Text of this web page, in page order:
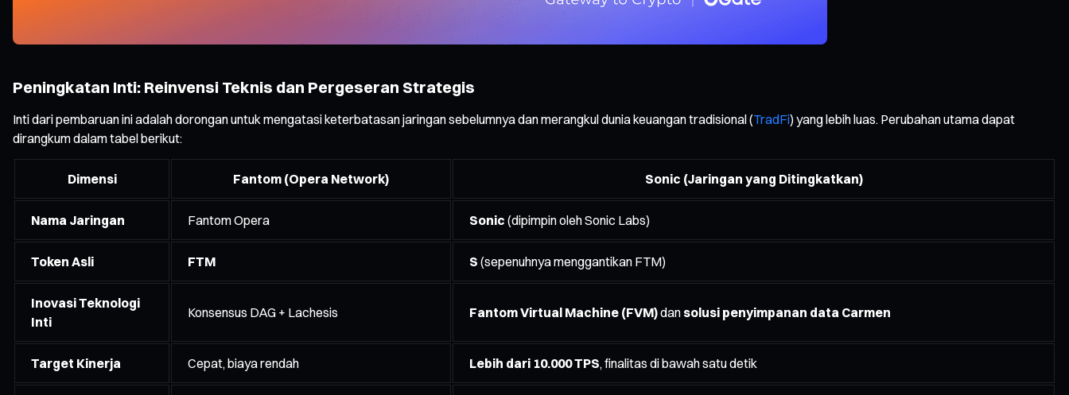
Peningkatan Inti: Reinvensi Teknis dan Pergeseran Strategis
Inti dari pembaruan ini adalah dorongan untuk mengatasi keterbatasan jaringan sebelumnya dan merangkul dunia keuangan tradisional (TradFi) yang lebih luas. Perubahan utama dapat
dirangkum dalam tabel berikut:
Dimensi Fantom (Opera Network) Sonic (Jaringan yang Ditingkatkan)
Nama Jaringan Fantom Opera Sonic (dipimpin oleh Sonic Labs)
Token Asli FTM S (sepenuhnya menggantikan FTM)
Inovasi Teknologi
Inti
Konsensus DAG + Lachesis Fantom Virtual Machine (FVM)dan solusi penyimpanan data Carmen
Target Kinerja Cepat, biaya rendah Lebih dari 10.000 TPS, finalitas di bawah satu detik